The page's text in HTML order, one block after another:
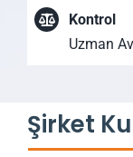
Kontrol
Uzman
Şirket